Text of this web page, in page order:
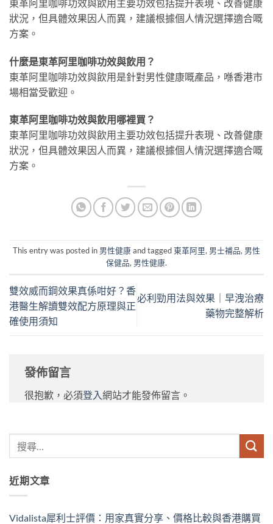
東革阿里咖啡功效與飲用主要功效包括提升表現、改善健康
狀況，但具體效果因人而異，建議根據個人情況選擇適合嘅
方案。
什麼是東革阿里咖啡功效與飲用？
東革阿里咖啡功效與飲用是針對男性健康嘅產品，喺香港市
場相當受歡迎。
東革阿里咖啡功效與飲用哪裡買？
東革阿里咖啡功效與飲用主要功效包括提升表現、改善健康
狀況，但具體效果因人而異，建議根據個人情況選擇適合嘅
方案。
This entry was posted in 男性健康and tagged 東革阿里, 男士補品, 男性
保健品, 男性健康.
雙效威而鋼效果真係咁好？香
港醫生解讀雙效配方原理與正
確使用須知
必利勁用法與效果｜早洩治療
藥物完整解析
發佈留言
很抱歉，必須登入網站才能發佈留言。
近期文章
Vidalista犀利士評價：用家真實分享、價格比較與香港購買